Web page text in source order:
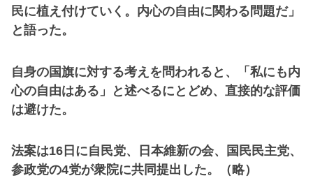
民に植え付けていく。内心の自由に関わる問題だ」
と語った。
自身の国旗に対する考えを問われると、「私にも内
心の自由はある」と述べるにとどめ、直接的な評価
は避けた。
法案は16日に自民党、日本維新の会、国民民主党、
参政党の4党が衆院に共同提出した。（略）